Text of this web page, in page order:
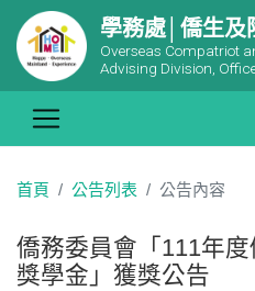
學務處│僑生及
Overseas Compatriot
Advising Division,
首頁 公告列表 公告內容
僑務委員會「111年
獎學金」獲獎公告